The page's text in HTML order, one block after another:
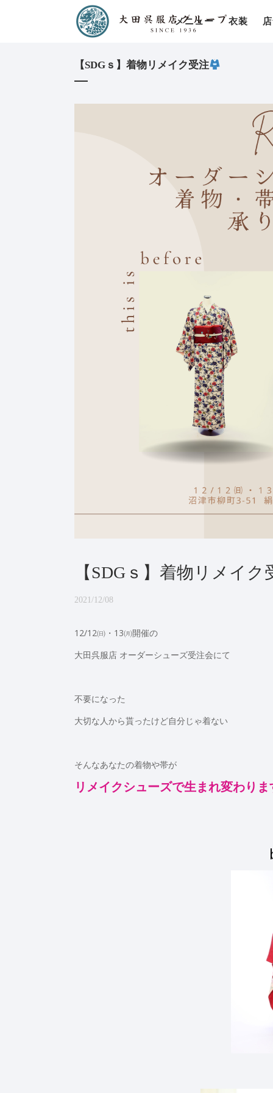
メニュー 衣装
【SDGｓ】着物リメイク受注
【SDGｓ】着物リメイク
2021/12/08
12/12㈰・13㈪開催の
大田呉服店 オーダーシューズ受注会にて
不要になった
大切な人から貰ったけど自分じゃ着ない
そんなあなたの着物や帯が
リメイクシューズで生まれ変わり